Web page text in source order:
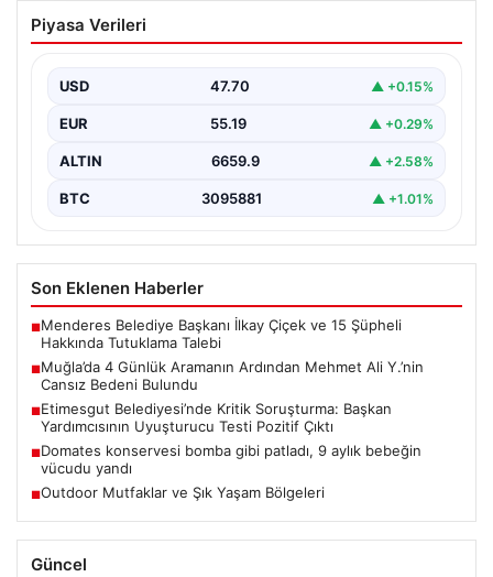
Muğla’da 4 Günlük Aramanın Ardından
Mehmet Ali Y.’nin Cansız Bedeni
Muğla'nın Seydikemer ilçesinde, dört gün boyunca
Piyasa Verileri
USD 47.70 ▲ +0.15%
EUR 55.19 ▲ +0.29%
ALTIN 6659.9 ▲ +2.58%
BTC 3095881 ▲ +1.01%
Son Eklenen Haberler
■Menderes Belediye Başkanı İlkay Çiçek ve 15 Şüpheli
Hakkında Tutuklama Talebi
■Muğla’da 4 Günlük Aramanın Ardından Mehmet Ali Y.’nin
Cansız Bedeni Bulundu
■Etimesgut Belediyesi’nde Kritik Soruşturma: Başkan
Yardımcısının Uyuşturucu Testi Pozitif Çıktı
■Domates konservesi bomba gibi patladı, 9 aylık bebeğin
vücudu yandı
■Outdoor Mutfaklar ve Şık Yaşam Bölgeleri
Güncel